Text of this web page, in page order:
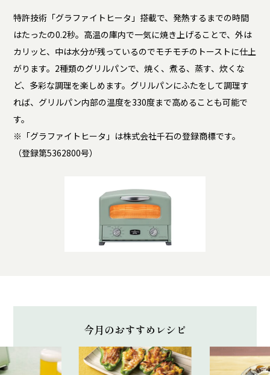
特許技術「グラファイトヒータ」搭載で、発熱するまでの時間
はたったの0.2秒。高温の庫内で一気に焼き上げることで、外は
カリッと、中は水分が残っているのでモチモチのトーストに仕上
がります。2種類のグリルパンで、焼く、煮る、蒸す、炊くな
ど、多彩な調理を楽しめます。グリルパンにふたをして調理す
れば、グリルパン内部の温度を330度まで高めることも可能で
す。
※「グラファイトヒータ」は株式会社千石の登録商標です。
（登録第5362800号）
今月のおすすめレシピ